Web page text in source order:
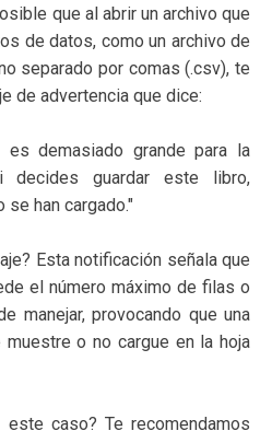
que al abrir un archivo que
de datos, como un archivo de
separado por comas (.csv), te
de advertencia que dice:
demasiado grande para la
decides guardar este libro,
han cargado."
Esta notificación señala que
el número máximo de filas o
manejar, provocando que una
o no cargue en la hoja
caso? Te recomendamos